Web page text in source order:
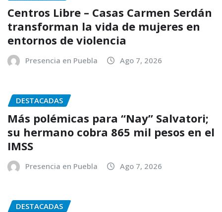
Centros Libre – Casas Carmen Serdán
transforman la vida de mujeres en
entornos de violencia
Presencia en Puebla Ago 7, 2026
DESTACADAS
Más polémicas para “Nay” Salvatori;
su hermano cobra 865 mil pesos en el
IMSS
Presencia en Puebla Ago 7, 2026
DESTACADAS